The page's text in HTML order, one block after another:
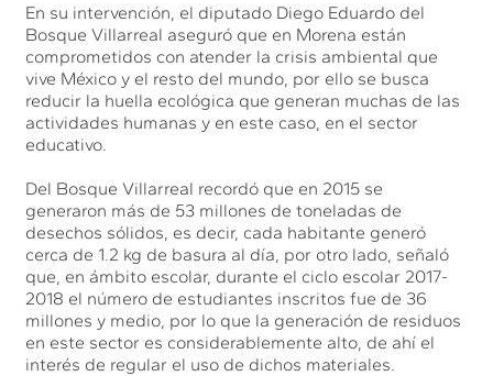
En su intervención, el diputado Diego Eduardo del
Bosque Villarreal aseguró que en Morena están
comprometidos con atender la crisis ambiental que
vive México y el resto del mundo, por ello se busca
reducir la huella ecológica que generan muchas de las
actividades humanas y en este caso, en el sector
educativo.
Del Bosque Villarreal recordó que en 2015 se
generaron más de 53 millones de toneladas de
desechos sólidos, es decir, cada habitante generó
cerca de 1.2 kg de basura al día, por otro lado, señaló
que, en ámbito escolar, durante el ciclo escolar 2017-
2018 el número de estudiantes inscritos fue de 36
millones y medio, por lo que la generación de residuos
en este sector es considerablemente alto, de ahí el
interés de regular el uso de dichos materiales.